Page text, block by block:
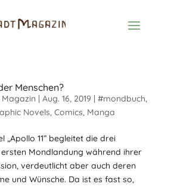
Menschen?
| Aug. 16, 2019 | #mondbuch,
Novels, Comics, Manga
„Apollo 11” begleitet die drei
Mondlandung während ihrer
verdeutlicht aber auch deren
und Wünsche. Da ist es fast so,